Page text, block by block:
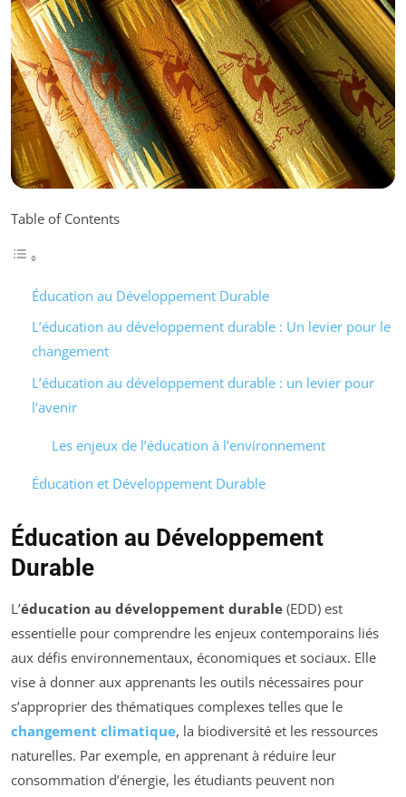
Table of Contents
Éducation au Développement Durable
L’éducation au développement durable : Un levier pour le
changement
L’éducation au développement durable : un levier pour
l’avenir
Les enjeux de l’éducation à l’environnement
Éducation et Développement Durable
Éducation au Développement
Durable
L’éducation au développement durable (EDD) est
essentielle pour comprendre les enjeux contemporains liés
aux défis environnementaux, économiques et sociaux. Elle
vise à donner aux apprenants les outils nécessaires pour
s’approprier des thématiques complexes telles que le
changement climatique, la biodiversité et les ressources
naturelles. Par exemple, en apprenant à réduire leur
consommation d’énergie, les étudiants peuvent non